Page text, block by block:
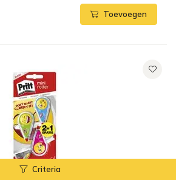
Toevoegen
Criteria